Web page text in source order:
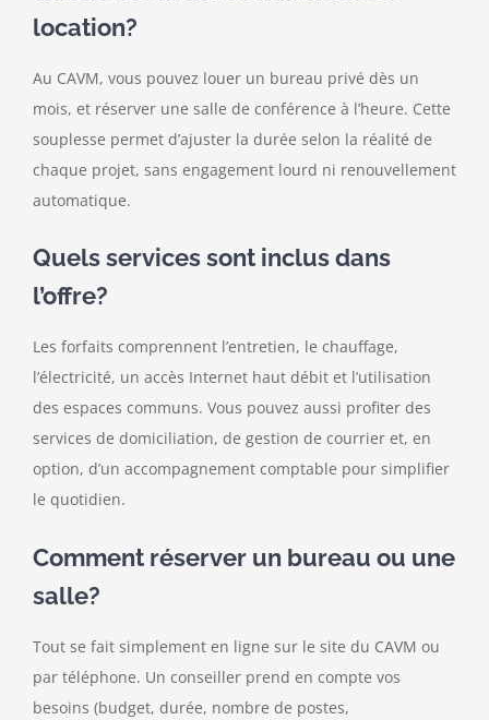
location?
Au CAVM, vous pouvez louer un bureau privé dès un
mois, et réserver une salle de conférence à l’heure. Cette
souplesse permet d’ajuster la durée selon la réalité de
chaque projet, sans engagement lourd ni renouvellement
automatique.
Quels services sont inclus dans
l’offre?
Les forfaits comprennent l’entretien, le chauffage,
l’électricité, un accès Internet haut débit et l’utilisation
des espaces communs. Vous pouvez aussi profiter des
services de domiciliation, de gestion de courrier et, en
option, d’un accompagnement comptable pour simplifier
le quotidien.
Comment réserver un bureau ou une
salle?
Tout se fait simplement en ligne sur le site du CAVM ou
par téléphone. Un conseiller prend en compte vos
besoins (budget, durée, nombre de postes,